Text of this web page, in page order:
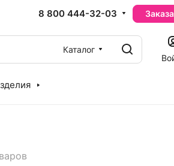
8 800 444-32-03
Каталог